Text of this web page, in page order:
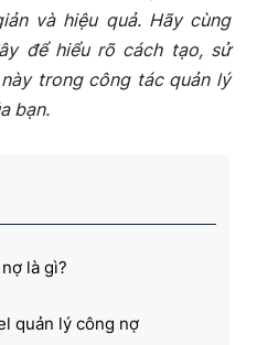
và hiệu quả. Hãy cùng
để hiểu rõ cách tạo, sử
trong công tác quản lý
bạn.
là gì?
quản lý công nợ​